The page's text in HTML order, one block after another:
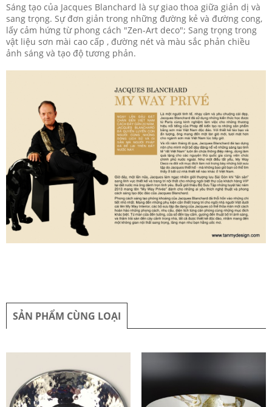
Sáng tạo của Jacques Blanchard là sự giao thoa giữa giản dị và
sang trọng. Sự đơn giản trong những đường kẻ và đường cong,
lấy cảm hứng từ phong cách "Zen-Art deco"; Sang trọng trong
vật liệu sơn mài cao cấp , đường nét và màu sắc phản chiều
ảnh sáng và tạo độ tương phản.
SẢN PHẨM CÙNG LOẠI